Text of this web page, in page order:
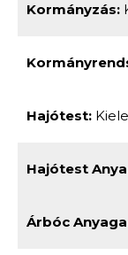
Kormányzás:
Hajótest:
Hajótest
Árbóc